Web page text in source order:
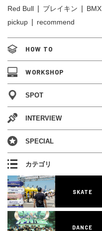
Red Bull
ブレイキン BMX
pickup
recommend
HOW TO
WORKSHOP
SPOT
INTERVIEW
SPECIAL
カテゴリ
SKATE
DANCE